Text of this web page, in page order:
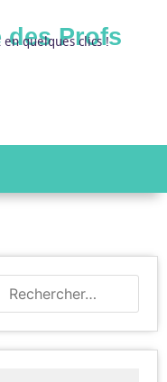
des Profs
en quelques clics !